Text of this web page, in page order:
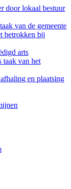
door lokaal bestuur
van de gemeente
betrokken bij
arts
taak van het
en plaatsing